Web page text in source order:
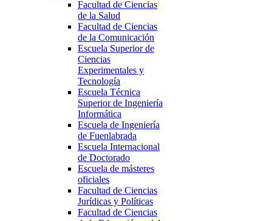
Facultad de Ciencias
de la Salud
Facultad de Ciencias
de la Comunicación
Escuela Superior de
Ciencias
Experimentales y
Tecnología
Escuela Técnica
Superior de Ingeniería
Informática
Escuela de Ingeniería
de Fuenlabrada
Escuela Internacional
de Doctorado
Escuela de másteres
oficiales
Facultad de Ciencias
Jurídicas y Políticas
Facultad de Ciencias